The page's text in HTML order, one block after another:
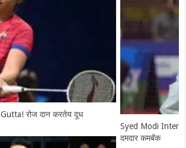
2025: चार भारतीय उपांत्य फेरीत दाखल, श्रीकांतचे